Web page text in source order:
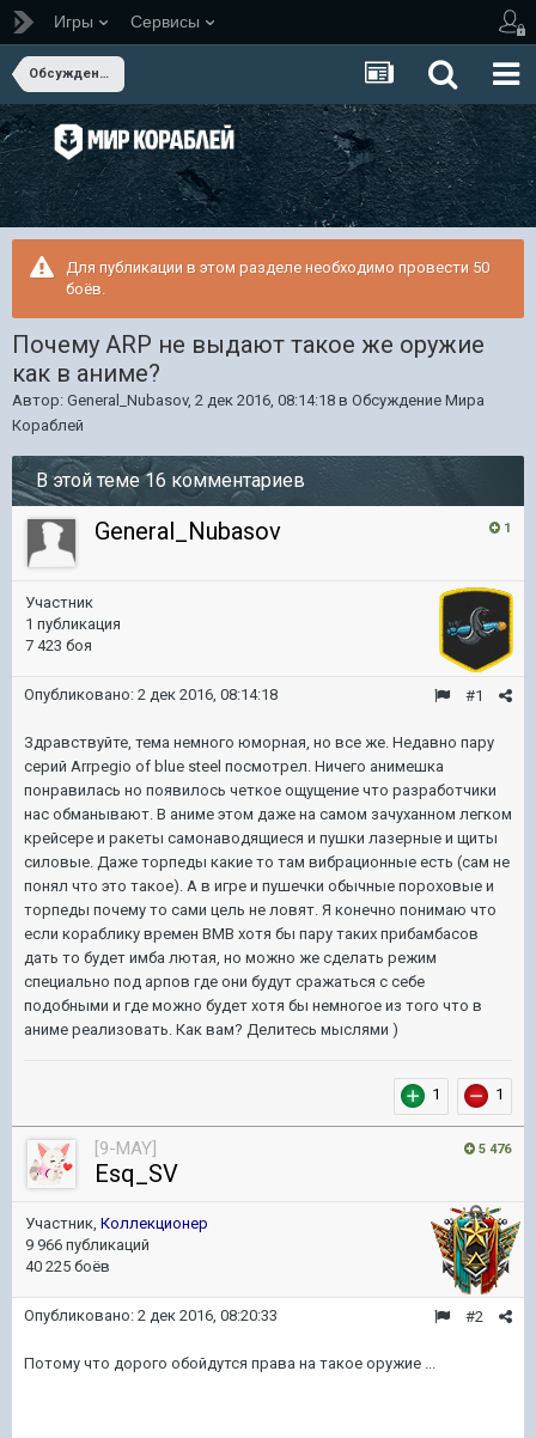
Игры Сервисы
Обсуждение Мира Кораблей
Для публикации в этом разделе необходимо провести 50
боёв.
Почему ARP не выдают такое же оружие
как в аниме?
Автор: General_Nubasov, 2 дек 2016, 08:14:18 в Обсуждение Мира
Кораблей
В этой теме 16 комментариев
1
General_Nubasov
Участник
1 публикация
7 423 боя
#1
Опубликовано: 2 дек 2016, 08:14:18
Здравствуйте, тема немного юморная, но все же. Недавно пару
серий Arrpegio of blue steel посмотрел. Ничего анимешка
понравилась но появилось четкое ощущение что разработчики
нас обманывают. В аниме этом даже на самом зачуханном легком
крейсере и ракеты самонаводящиеся и пушки лазерные и щиты
силовые. Даже торпеды какие то там вибрационные есть (сам не
понял что это такое). А в игре и пушечки обычные пороховые и
торпеды почему то сами цель не ловят. Я конечно понимаю что
если кораблику времен ВМВ хотя бы пару таких прибамбасов
дать то будет имба лютая, но можно же сделать режим
специально под арпов где они будут сражаться с себе
подобными и где можно будет хотя бы немногое из того что в
аниме реализовать. Как вам? Делитесь мыслями )
1 1
5 476
[9-MAY]
Esq_SV
Участник, Коллекционер
9 966 публикаций
40 225 боёв
#2
Опубликовано: 2 дек 2016, 08:20:33
Потому что дорого обойдутся права на такое оружие ...